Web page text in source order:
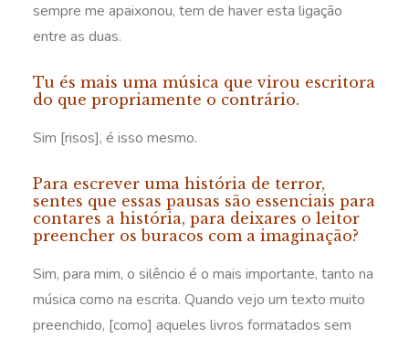
sempre me apaixonou, tem de haver esta ligação
entre as duas.
Tu és mais uma música que virou escritora
do que propriamente o contrário.
Sim [risos], é isso mesmo.
Para escrever uma história de terror,
sentes que essas pausas são essenciais para
contares a história, para deixares o leitor
preencher os buracos com a imaginação?
Sim, para mim, o silêncio é o mais importante, tanto na
música como na escrita. Quando vejo um texto muito
preenchido, [como] aqueles livros formatados sem